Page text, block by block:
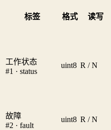
标签 格式 读写
工作状态
#1 · status
uint8 R / N
故障
#2 · fault
uint8 R / N